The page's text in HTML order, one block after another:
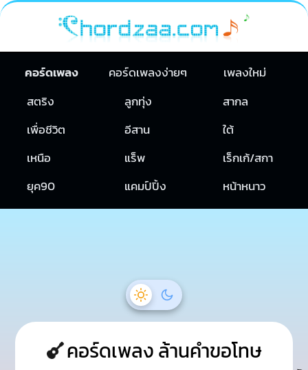
คอร์ดเพลง คอร์ดเพลงง่ายๆ
เพลงใหม่
สตริง
ลูกทุ่ง
สากล
เพื่อชีวิต
อีสาน
ใต้
เหนือ
แร็พ
เร็กเก้/สกา
ยุค90
แคมป์ปิ้ง หน้าหนาว
คอร์ดเพลง ล้านคำขอโทษ